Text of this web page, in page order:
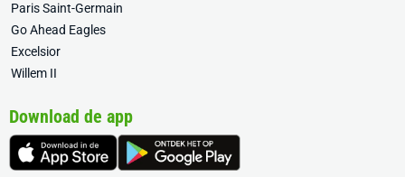
Paris Saint-Germain
Go Ahead Eagles
Excelsior
Willem II
Download de app